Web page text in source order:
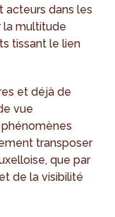
acteurs dans les
la multitude
tissant le lien
et déjà de
vue
transposer
que par
de la visibilité